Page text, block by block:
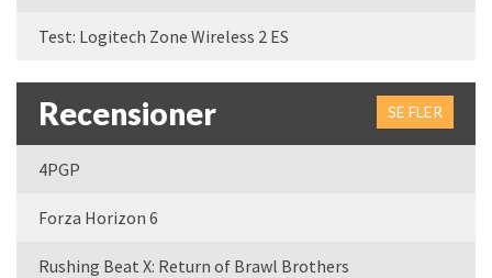
Test: Logitech Zone Wireless 2 ES
Recensioner SE FLER
4PGP
Forza Horizon 6
Rushing Beat X: Return of Brawl Brothers